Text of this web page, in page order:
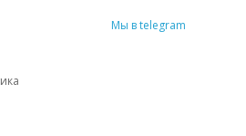
Мы в telegram